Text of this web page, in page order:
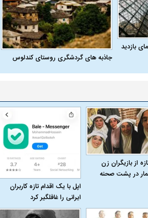
بازدید
جاذبه های گردشگری روستای کندلوس
از بازیگران زن
در پشت صحنه
اپل با یک اقدام تازه کاربران
ایرانی را غافلگیر کرد